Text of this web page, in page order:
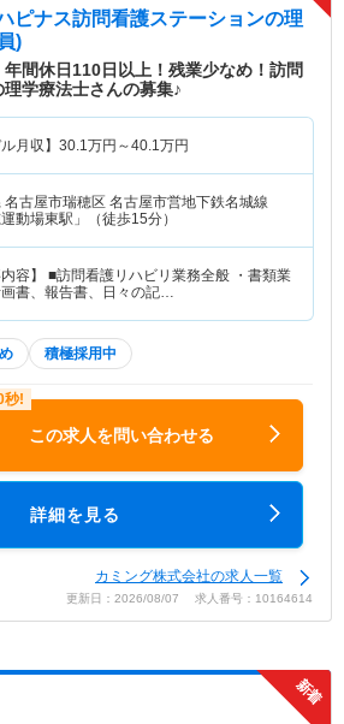
ピナス訪問看護ステーションの理
)
年間休日110日以上！残業少なめ！訪問
学療法士さんの募集♪
月収】 30.1 万円～40.1 万円
名古屋市瑞穂区 名古屋市営地下鉄名城線
運動場東駅」（徒歩15分）
内容】 ■訪問看護リハビリ業務全般 ・書類業
書、報告書、日々の記…
積極採用中
この求人を問い合わせる
詳細を見る
カミング株式会社の求人一覧
更新日：2026/08/07 求人番号：10164614